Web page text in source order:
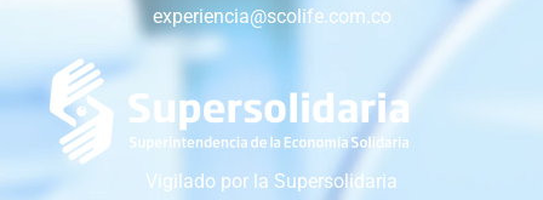
experiencia@scolife.com.co
Vigilado por la Supersolidaria